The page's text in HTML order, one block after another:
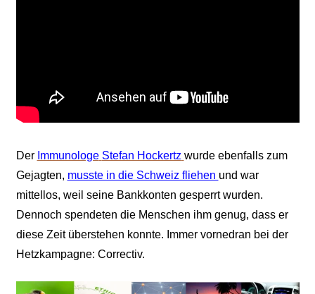
Der Immunologe Stefan Hockertz wurde ebenfalls zum
Gejagten, musste in die Schweiz fliehen und war
mittellos, weil seine Bankkonten gesperrt wurden.
Dennoch spendeten die Menschen ihm genug, dass er
diese Zeit überstehen konnte. Immer vornedran bei der
Hetzkampagne: Correctiv.